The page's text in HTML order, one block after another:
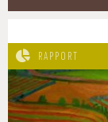
RAPPORT